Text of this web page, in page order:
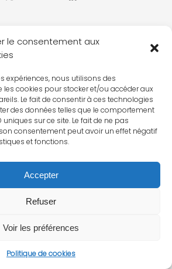
le consentement aux
expériences, nous utilisons des
les cookies pour stocker et/ou accéder aux
Le fait de consentir à ces technologies
des données telles que le comportement
sur ce site. Le fait de ne pas
consentement peut avoir un effet négatif
et fonctions.
Accepter
Refuser
Voir les préférences
Politique de cookies